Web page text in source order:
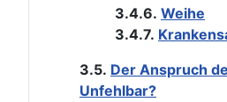
3.4.6. Weihe
3.4.7.
3.5. Der Anspruch
Unfehlbar?